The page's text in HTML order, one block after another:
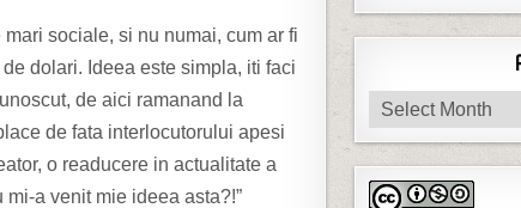
sociale, si nu numai, cum ar fi
dolari. Ideea este simpla, iti faci
de aici ramanand la
de fata interlocutorului apesi
o readucere in actualitate a
mi-a venit mie ideea asta?!”
Arhive